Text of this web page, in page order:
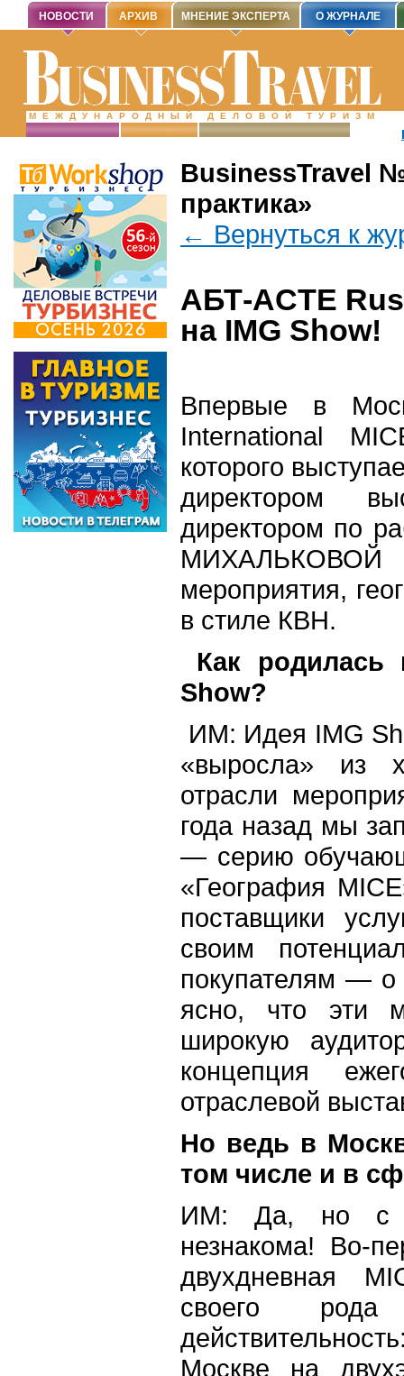
МЕЖДУНАРОДНЫЙ ДЕЛОВОЙ ТУРИЗМ
НОВОСТИ АРХИВ МНЕНИЕ ЭКСПЕРТА О ЖУРНАЛЕ
BusinessTravel
практика»
← Вернуться к
АБТ-ACTE
на IMG Show!
Впервые в
International
которого
директором
директором по
мероприятия,
в стиле КВН.
Как родилась
Show?
ИМ: Идея IMG
«выросла» из
отрасли
года назад мы
— серию
«География
поставщики
своим
покупателям — о
ясно, что эти
широкую
концепция
отраслевой
Но ведь в
том числе и в
ИМ: Да, но с
незнакома! Во-
двухдневная
своего
Москве на